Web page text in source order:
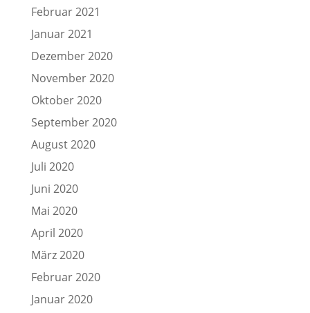
Februar 2021
Januar 2021
Dezember 2020
November 2020
Oktober 2020
September 2020
August 2020
Juli 2020
Juni 2020
Mai 2020
April 2020
März 2020
Februar 2020
Januar 2020